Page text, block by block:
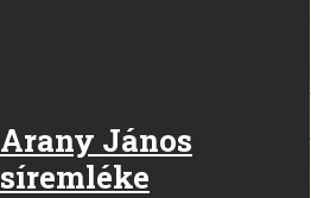
Arany János
síremléke